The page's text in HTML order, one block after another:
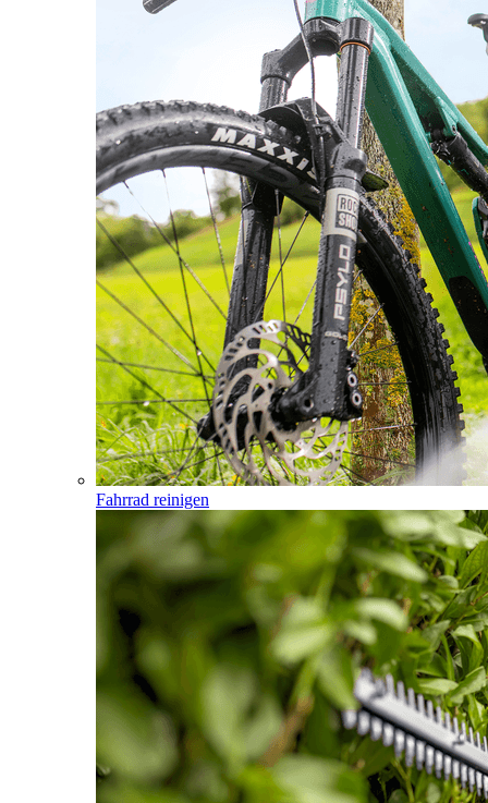
Fahrrad reinigen